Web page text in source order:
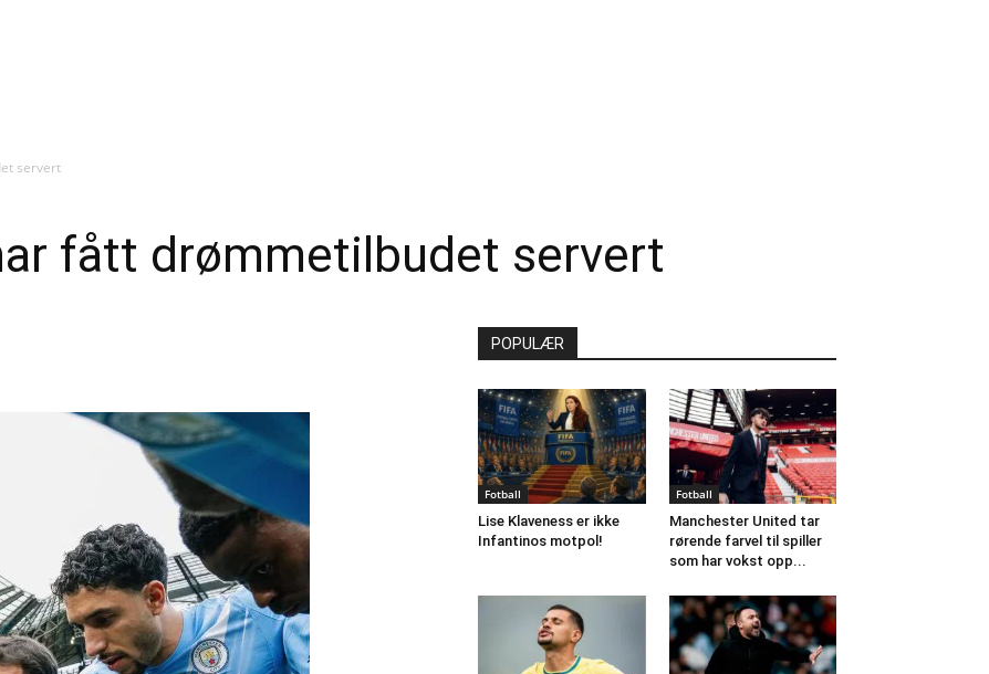
servert
fått drømmetilbudet servert
POPULÆR
Fotball
Lise Klaveness er ikke
Infantinos motpol!
Fotball
Manchester United tar
rørende farvel til spiller
som har vokst opp...